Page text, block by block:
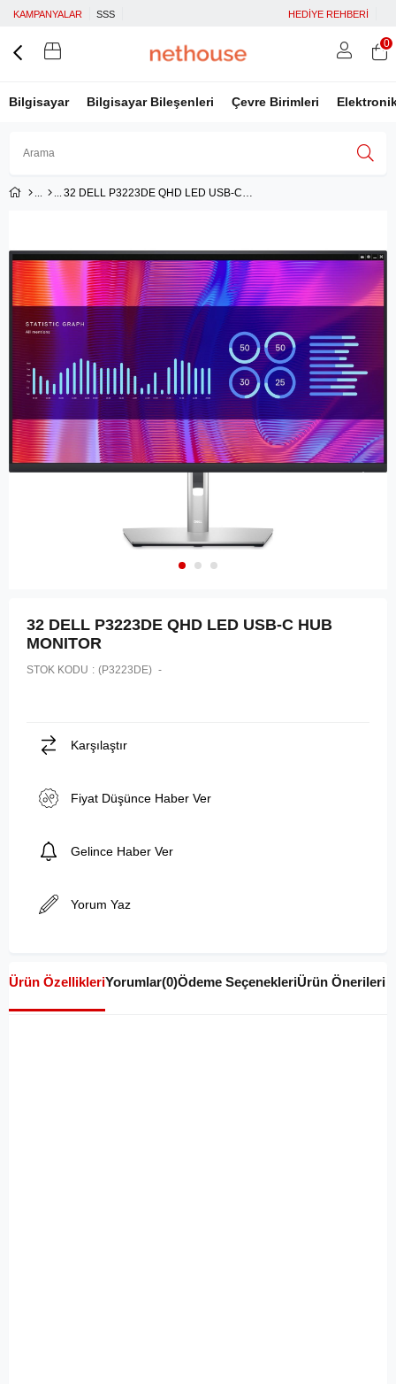
KAMPANYALAR SSS HEDİYE REHBERİ
Bilgisayar Bilgisayar Bileşenleri Çevre Birimleri
Üye Ol
0
32 DELL P3223DE QHD LED USB-C HUB MONITOR
32 DELL P3223DE QHD LED USB-C HUB
MONITOR
STOK KODU (P3223DE)
Karşılaştır
Fiyat Düşünce Haber Ver
Gelince Haber Ver
Yorum Yaz
Ürün ÖzellikleriYorumlar(0)Ödeme SeçenekleriÜrün Önerileri